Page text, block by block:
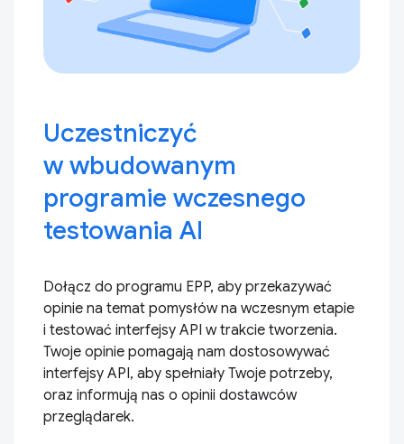
Uczestniczyć
w wbudowanym
programie wczesnego
testowania AI
Dołącz do programu EPP, aby przekazywać
opinie na temat pomysłów na wczesnym etapie
i testować interfejsy API w trakcie tworzenia.
Twoje opinie pomagają nam dostosowywać
interfejsy API, aby spełniały Twoje potrzeby,
oraz informują nas o opinii dostawców
przeglądarek.